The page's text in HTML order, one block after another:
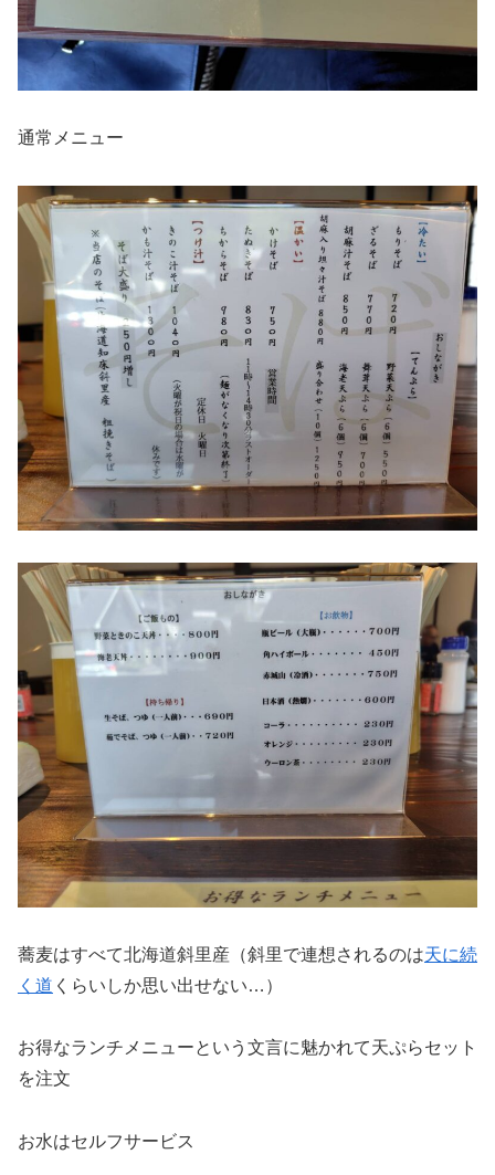
通常メニュー
蕎麦はすべて北海道斜里産（斜里で連想されるのは天に続
く道 くらいしか思い出せない…）
お得なランチメニューという文言に魅かれて天ぷらセット
を注文
お水はセルフサービス